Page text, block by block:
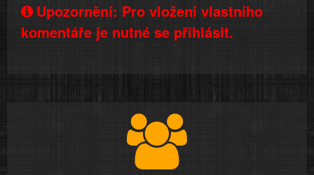
Upozornění: Pro vložení vlastního
komentáře je nutné se přihlásit.